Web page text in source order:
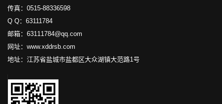
传真：0515-88336598
Q Q：63111784
邮箱：63111784@qq.com
网址：www.xddrsb.com
地址：江苏省盐城市盐都区大众湖镇大范路1号